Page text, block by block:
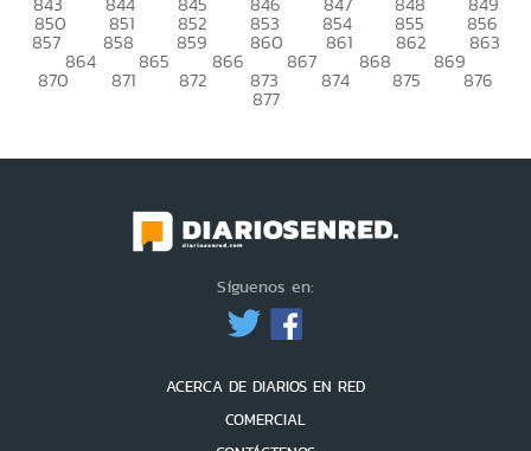
850 851 852 853 854 855 856
857 858 859 860 861 862 863
864 865 866 867 868 869
870 871 872 873 874 875 876
877
Síguenos en:
ACERCA DE DIARIOS EN RED
COMERCIAL